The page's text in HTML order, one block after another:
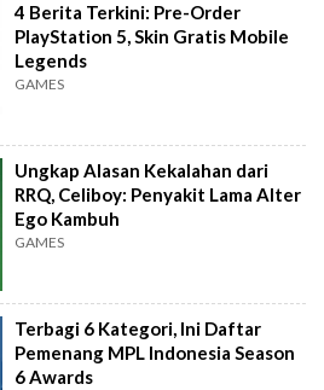
4 Berita Terkini: Pre-Order
PlayStation 5, Skin Gratis Mobile
Legends
GAMES
Ungkap Alasan Kekalahan dari
RRQ, Celiboy: Penyakit Lama Alter
Ego Kambuh
GAMES
Terbagi 6 Kategori, Ini Daftar
Pemenang MPL Indonesia Season
6 Awards